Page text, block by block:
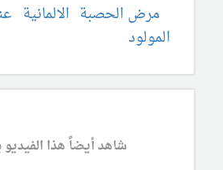
مرض الحصبة الالمانية
المولود
شاهد أيضاً هذا الفيديو